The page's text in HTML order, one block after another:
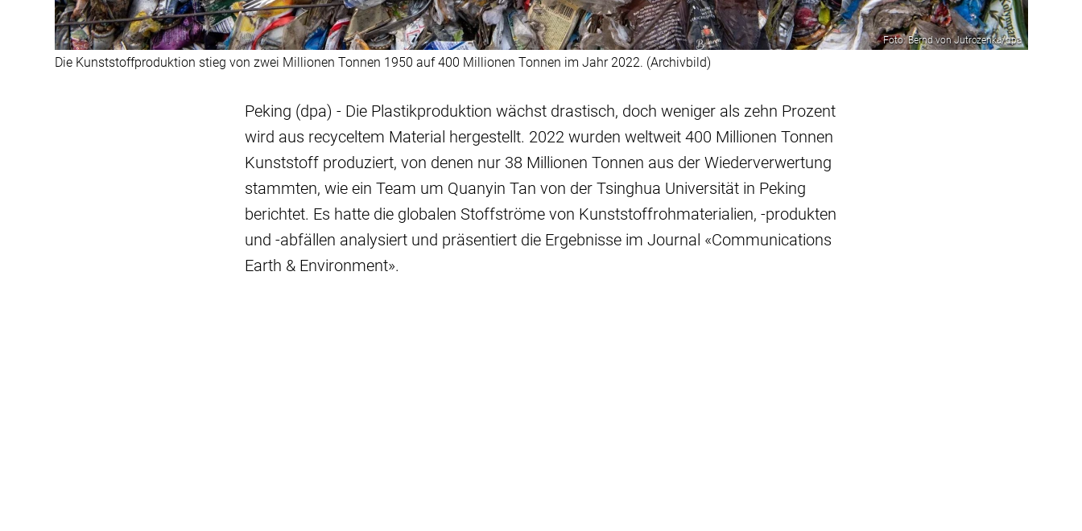
Foto: Bernd von Jutrczenka/dpa
Die Kunststoffproduktion stieg von zwei Millionen Tonnen 1950 auf 400 Millionen Tonnen im Jahr 2022. (Archivbild)
Peking (dpa) - Die Plastikproduktion wächst drastisch, doch weniger als zehn Prozent
wird aus recyceltem Material hergestellt. 2022 wurden weltweit 400 Millionen Tonnen
Kunststoff produziert, von denen nur 38 Millionen Tonnen aus der Wiederverwertung
stammten, wie ein Team um Quanyin Tan von der Tsinghua Universität in Peking
berichtet. Es hatte die globalen Stoffströme von Kunststoffrohmaterialien, -produkten
und -abfällen analysiert und präsentiert die Ergebnisse im Journal «Communications
Earth & Environment».